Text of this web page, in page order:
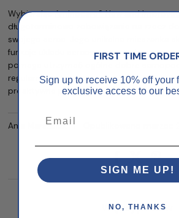
WybierającAminocare® New and
długoterminowe zobowiązanie na rzecz
swojego serca. Jego unikalna mieszanka
funkcje układu sercowo-naczyniowego na
pomaga utrzymać ogólne dobre
regularnym stosowaniu możesz mieć
proaktywne podejście do zdrowia
Ania Marszalek |
Więcej postów
FIRST TIME
Sign up to receive 10% off your
exclusive access to our
SIGN ME UP!
NO, THANKS